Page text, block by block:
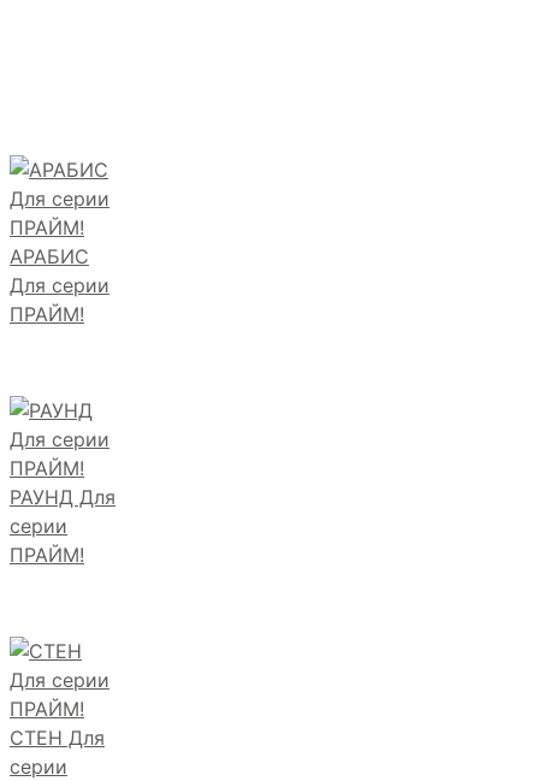
АРАБИС
Для серии
ПРАЙМ!
РАУНД Для
серии
ПРАЙМ!
СТЕН Для
серии